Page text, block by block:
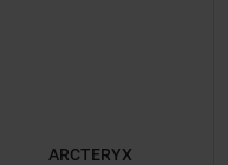
ARCTERYX